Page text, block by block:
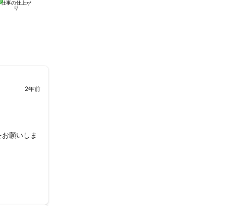
仕事の仕上が
り
2年前
願いしま